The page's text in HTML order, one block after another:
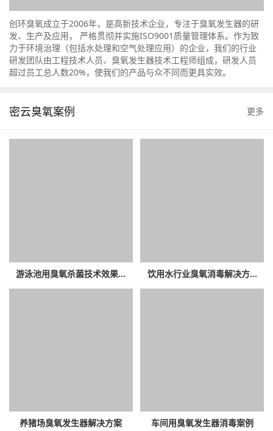
创环臭氧成立于2006年，是高新技术企业，专注于臭氧发生器的研
发、生产及应用， 严格贯彻并实施ISO9001质量管理体系。作为致
力于环境治理（包括水处理和空气处理应用）的企业，我们的行业
研发团队由工程技术人员、臭氧发生器技术工程师组成，研发人员
超过员工总人数20%，使我们的产品与众不同而更具实效。
密云臭氧案例 更多
游泳池用臭氧杀菌技术效果... 饮用水行业臭氧消毒解决方...
养猪场臭氧发生器解决方案 车间用臭氧发生器消毒案例